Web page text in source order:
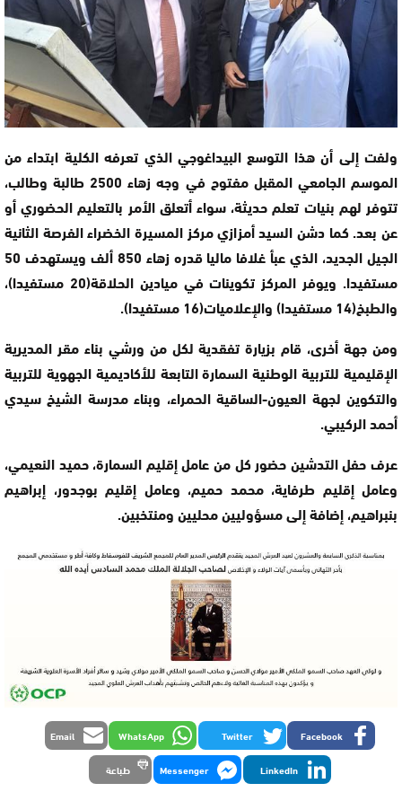
ولفت إلى أن هذا التوسع البيداغوجي الذي تعرفه الكلية ابتداء من
الموسم الجامعي المقبل مفتوح في وجه زهاء 2500 طالبة وطالب،
تتوفر لهم بنيات تعلم حديثة، سواء أتعلق الأمر بالتعليم الحضوري أو
عن بعد. كما دشن السيد أمزازي مركز المسيرة الخضراء الفرصة الثانية
الجيل الجديد، الذي عبأ غلافا ماليا قدره زهاء 850 ألف ويستهدف 50
مستفيدا. ويوفر المركز تكوينات في ميادين الحلاقة(20 مستفيدا)،
والطبخ(14 مستفيدا) والإعلاميات(16 مستفيدا).
ومن جهة أخرى، قام بزيارة تفقدية لكل من ورشي بناء مقر المديرية
الإقليمية للتربية الوطنية السمارة التابعة للأكاديمية الجهوية للتربية
والتكوين لجهة العيون-الساقية الحمراء، وبناء مدرسة الشيخ سيدي
أحمد الركيبي.
عرف حفل التدشين حضور كل من عامل إقليم السمارة، حميد النعيمي،
وعامل إقليم طرفاية، محمد حميم، وعامل إقليم بوجدور، إبراهيم
بنبراهيم، إضافة إلى مسؤوليين محليين ومنتخبين.
Facebook
Twitter
WhatsApp
Email
LinkedIn
Messenger طباعة